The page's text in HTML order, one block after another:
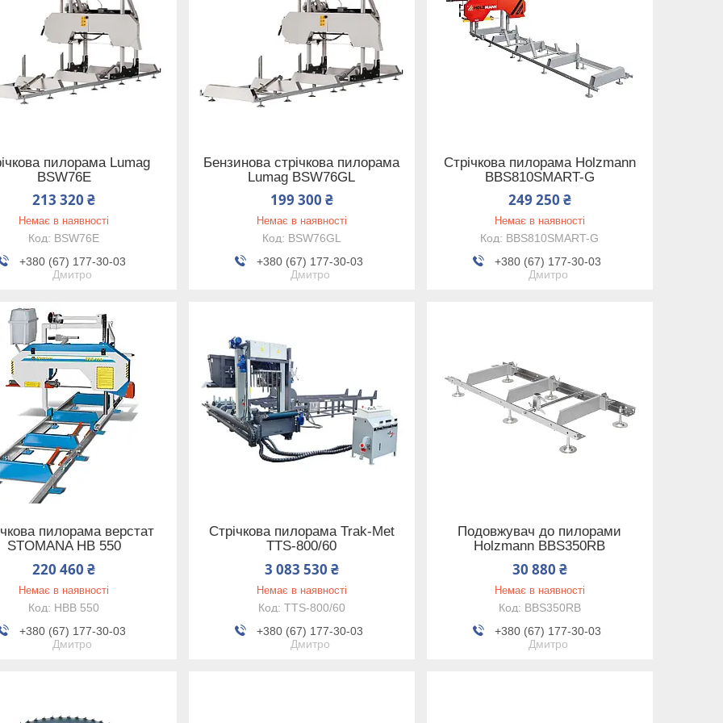
пилорама Lumag
BSW76E
213 320 ₴
Немає в наявності
BSW76E
+380 (67) 177-30-03
Дмитро
Бензинова стрічкова пилорама
Lumag BSW76GL
199 300 ₴
Немає в наявності
BSW76GL
+380 (67) 177-30-03
Дмитро
Стрічкова пилорама Holzmann
BBS810SMART-G
249 250 ₴
Немає в наявності
BBS810SMART-G
+380 (67) 177-30-03
Дмитро
пилорама верстат
STOMANA HB 550
220 460 ₴
Немає в наявності
HBB 550
+380 (67) 177-30-03
Дмитро
Стрічкова пилорама Trak-Met
TTS-800/60
3 083 530 ₴
Немає в наявності
TTS-800/60
+380 (67) 177-30-03
Дмитро
Подовжувач до пилорами
Holzmann BBS350RB
30 880 ₴
Немає в наявності
BBS350RB
+380 (67) 177-30-03
Дмитро